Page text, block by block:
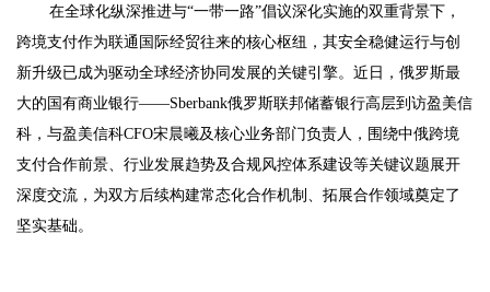
在全球化纵深推进与“一带一路”倡议深化实施的双重背景下，
跨境支付作为联通国际经贸往来的核心枢纽，其安全稳健运行与创
新升级已成为驱动全球经济协同发展的关键引擎。近日，俄罗斯最
大的国有商业银行——Sberbank俄罗斯联邦储蓄银行高层到访盈美信
科，与盈美信科CFO宋晨曦及核心业务部门负责人，围绕中俄跨境
支付合作前景、行业发展趋势及合规风控体系建设等关键议题展开
深度交流，为双方后续构建常态化合作机制、拓展合作领域奠定了
坚实基础。